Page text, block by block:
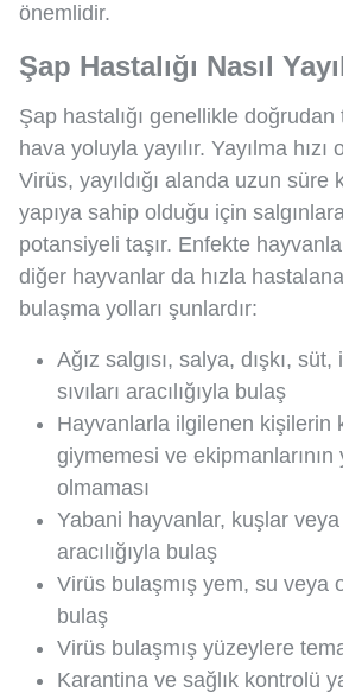
önemlidir.
Şap Hastalığı Nasıl
Şap hastalığı genellikle
hava yoluyla yayılır. Yayılma
Virüs, yayıldığı alanda uzun süre
yapıya sahip olduğu için
potansiyeli taşır. Enfekte
diğer hayvanlar da hızla
bulaşma yolları şunlardır:
Ağız salgısı, salya, dışkı,
sıvıları aracılığıyla bulaş
Hayvanlarla ilgilenen kişilerin
giymemesi ve ekipmanlarının
olmaması
Yabani hayvanlar, kuşlar
aracılığıyla bulaş
Virüs bulaşmış yem, su veya
bulaş
Virüs bulaşmış yüzeylere
Karantina ve sağlık kontrolü